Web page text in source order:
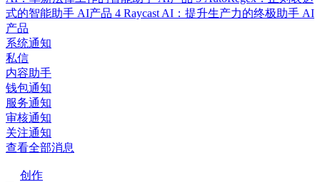
式的智能助手 AI产品 4 Raycast AI：提升生产力的终极助手 AI
产品
系统通知
私信
内容助手
钱包通知
服务通知
审核通知
关注通知
查看全部消息
创作